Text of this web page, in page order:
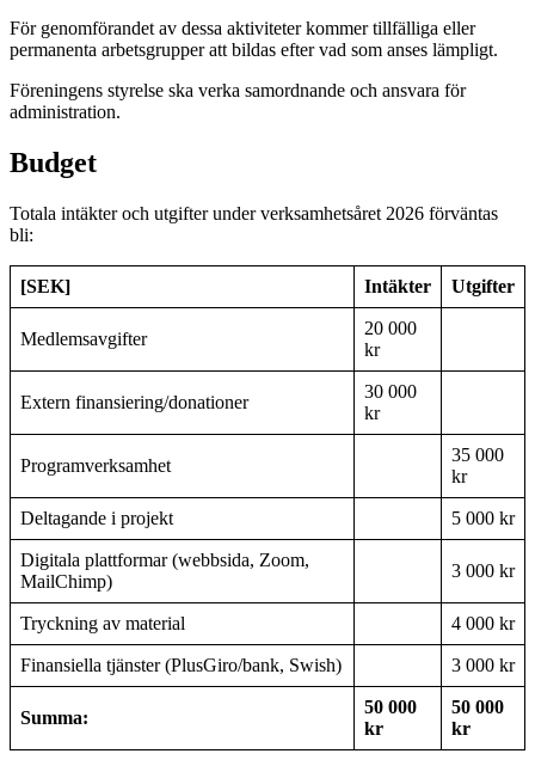
För genomförandet av dessa aktiviteter kommer tillfälliga eller
permanenta arbetsgrupper att bildas efter vad som anses lämpligt.
Föreningens styrelse ska verka samordnande och ansvara för
administration.
Budget
Totala intäkter och utgifter under verksamhetsåret 2026 förväntas
bli:
[SEK] Intäkter Utgifter
Medlemsavgifter
20 000
kr
Extern finansiering/donationer
30 000
kr
Programverksamhet
35 000
kr
Deltagande i projekt 5 000 kr
Digitala plattformar (webbsida, Zoom,
MailChimp)
3 000 kr
Tryckning av material 4 000 kr
Finansiella tjänster (PlusGiro/bank, Swish) 3 000 kr
Summa:
50 000
kr
50 000
kr